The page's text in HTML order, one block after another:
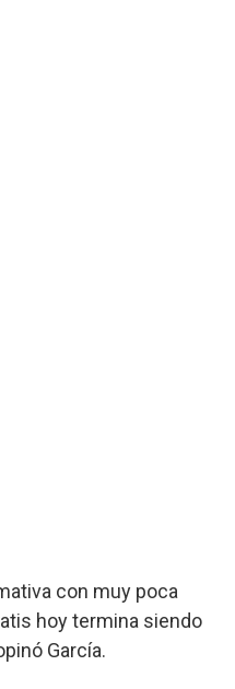
con muy poca
hoy termina siendo
García.